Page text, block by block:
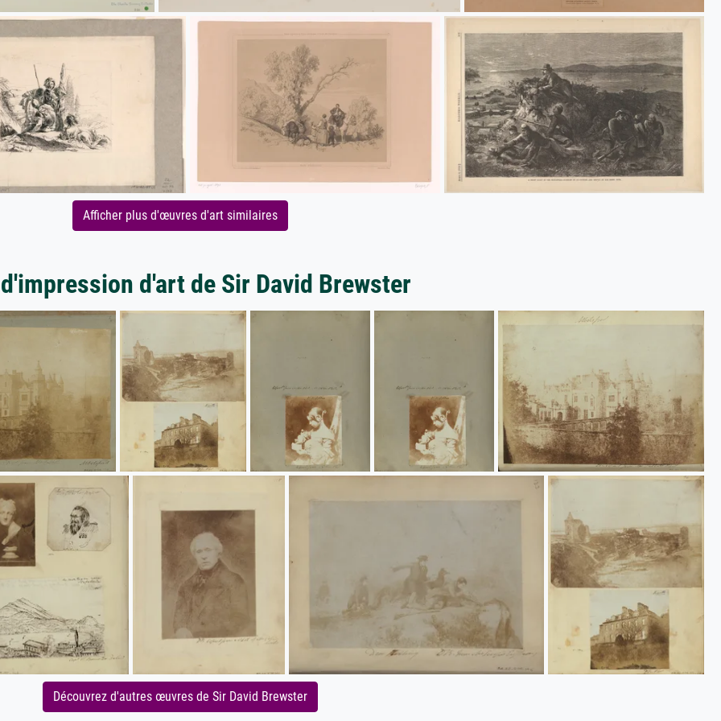
Afficher plus d'œuvres d'art similaires
d'art de Sir David Brewster
Découvrez d'autres œuvres de Sir David Brewster